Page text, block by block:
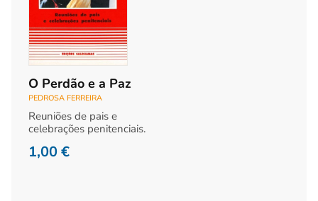
O Perdão e a Paz
PEDROSA FERREIRA
Reuniões de pais e
celebrações penitenciais.
1,00€